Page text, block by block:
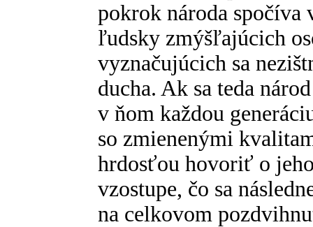
pokrok národa spočíva
ľudsky zmýšľajúcich
vyznačujúcich sa
ducha. Ak sa teda
v ňom každou
so zmienenými
hrdosťou hovoriť o
vzostupe, čo sa
na celkovom